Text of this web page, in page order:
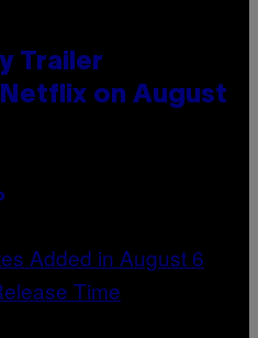
Trailer
on August